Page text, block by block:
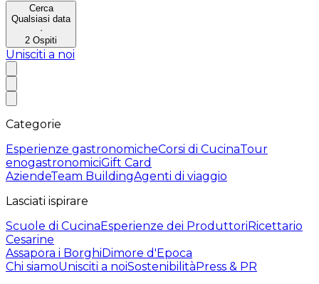
Cerca
Qualsiasi data
·
2 Ospiti
Unisciti a noi
Categorie
Esperienze gastronomicheCorsi di CucinaTour
enogastronomiciGift Card
AziendeTeam BuildingAgenti di viaggio
Lasciati ispirare
Scuole di CucinaEsperienze dei ProduttoriRicettario
Cesarine
Assapora i BorghiDimore d'Epoca
Chi siamoUnisciti a noiSostenibilitàPress & PR